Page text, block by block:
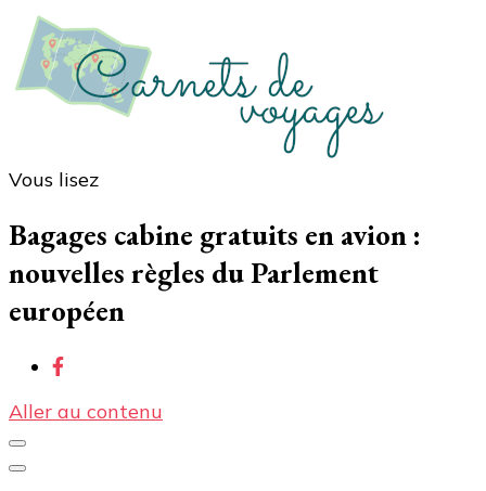
voyages, des conseils et avis sur les hôtelss
Vous lisez
Bagages cabine gratuits en avion :
nouvelles règles du Parlement
européen
Aller au contenu